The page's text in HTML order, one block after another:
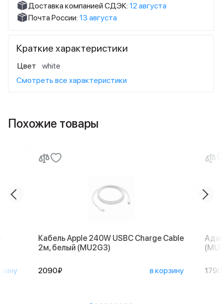
Доставка компанией СДЭК: 12 августа
Почта России: 13 августа
Краткие характеристики
Цвет
white
Смотреть все характеристики
Похожие товары
Кабель Apple 240W USBC Charge Cable
2м, белый (MU2G3)
2090₽ в корзину